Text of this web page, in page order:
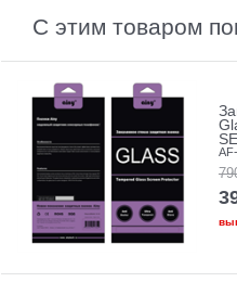
С этим товаром